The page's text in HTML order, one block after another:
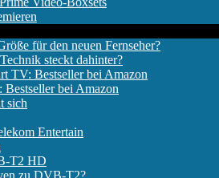
für den neuen Fernseher?
steckt dahinter?
TV: Bestseller bei Amazon
bei Amazon
sich
Entertain
T2 HD
zu DVB-T2?